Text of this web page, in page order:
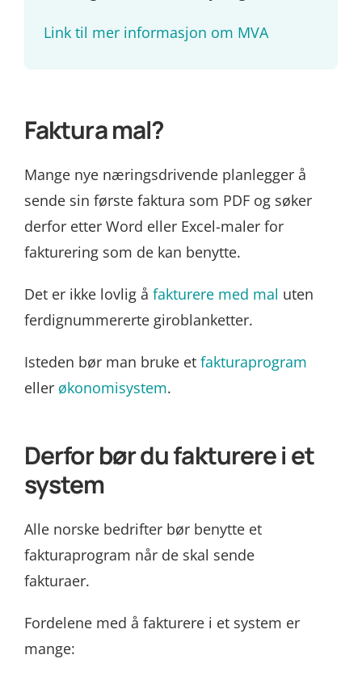
Link til mer informasjon om MVA
Faktura mal?
Mange nye næringsdrivende planlegger å
sende sin første faktura som PDF og søker
derfor etter Word eller Excel-maler for
fakturering som de kan benytte.
Det er ikke lovlig å fakturere med mal uten
ferdignummererte giroblanketter.
Isteden bør man bruke et fakturaprogram
eller økonomisystem.
Derfor bør du fakturere i et
system
Alle norske bedrifter bør benytte et
fakturaprogram når de skal sende
fakturaer.
Fordelene med å fakturere i et system er
mange: